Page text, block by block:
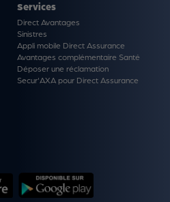
Services
Direct Avantages
Sinistres
Appli mobile Direct Assurance
Avantages complémentaire Santé
Déposer une réclamation
Secur'AXA pour Direct Assurance